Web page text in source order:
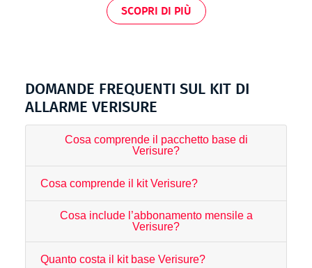
SCOPRI DI PIÙ
DOMANDE FREQUENTI SUL KIT DI
ALLARME VERISURE
Cosa comprende il pacchetto base di
Verisure?
Cosa comprende il kit Verisure?
Cosa include l’abbonamento mensile a
Verisure?
Quanto costa il kit base Verisure?